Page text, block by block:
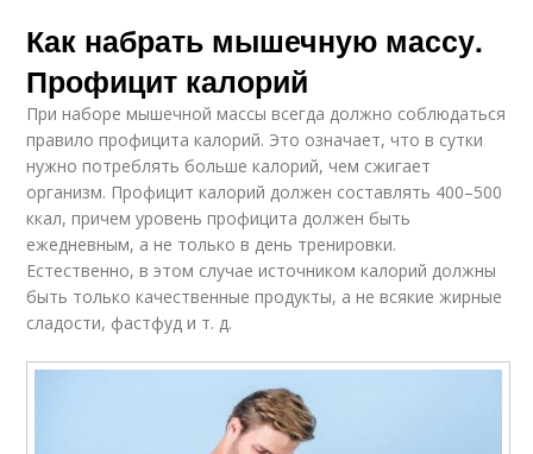
Как набрать мышечную массу.
Профицит калорий
При наборе мышечной массы всегда должно соблюдаться
правило профицита калорий. Это означает, что в сутки
нужно потреблять больше калорий, чем сжигает
организм. Профицит калорий должен составлять 400–500
ккал, причем уровень профицита должен быть
ежедневным, а не только в день тренировки.
Естественно, в этом случае источником калорий должны
быть только качественные продукты, а не всякие жирные
сладости, фастфуд и т. д.